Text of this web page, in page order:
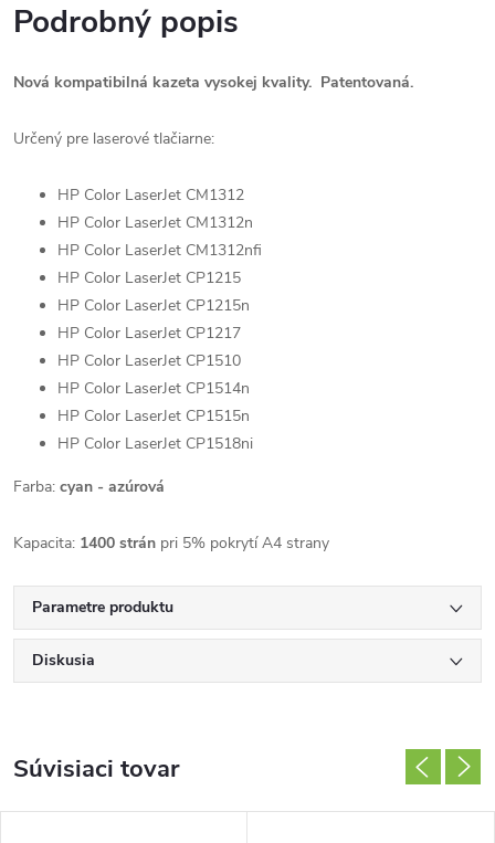
Podrobný popis
Nová kompatibilná kazeta vysokej kvality. Patentovaná.
Určený pre laserové tlačiarne:
HP Color LaserJet CM1312
HP Color LaserJet CM1312n
HP Color LaserJet CM1312nfi
HP Color LaserJet CP1215
HP Color LaserJet CP1215n
HP Color LaserJet CP1217
HP Color LaserJet CP1510
HP Color LaserJet CP1514n
HP Color LaserJet CP1515n
HP Color LaserJet CP1518ni
Farba: cyan - azúrová
Kapacita: 1400 strán pri 5% pokrytí A4 strany
Parametre produktu
Diskusia
Súvisiaci tovar